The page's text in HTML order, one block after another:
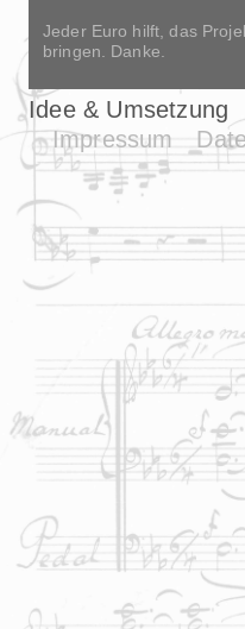
Jeder Euro hilft, das
bringen. Danke.
Idee & Umsetzung
Impressum